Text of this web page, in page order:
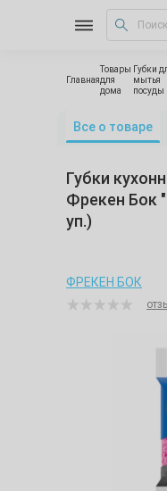
Главная
Товары
для
дома
Губки
мытья
посуды
Все о товаре
Губки
Фрекен Бок
уп.)
ФРЕКЕН БОК